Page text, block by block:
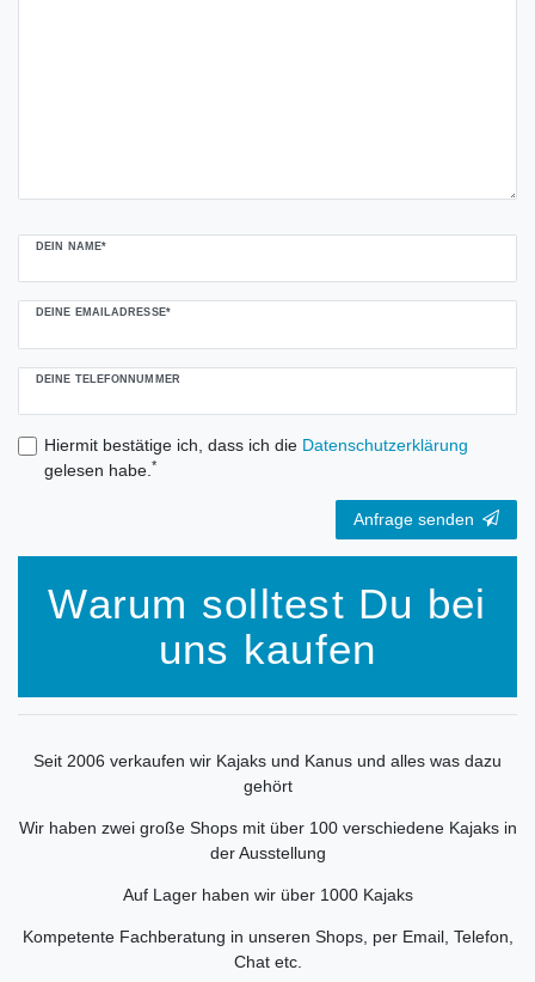
DEIN NAME*
DEINE EMAILADRESSE*
DEINE TELEFONNUMMER
Hiermit bestätige ich, dass ich die Daten­schutz­erklärung
gelesen habe. *
Anfrage senden
Warum solltest Du bei
uns kaufen
Seit 2006 verkaufen wir Kajaks und Kanus und alles was dazu
gehört
Wir haben zwei große Shops mit über 100 verschiedene Kajaks in
der Ausstellung
Auf Lager haben wir über 1000 Kajaks
Kompetente Fachberatung in unseren Shops, per Email, Telefon,
Chat etc.